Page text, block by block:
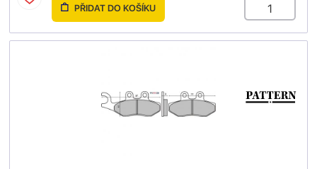
PŘIDAT DO KOŠÍKU